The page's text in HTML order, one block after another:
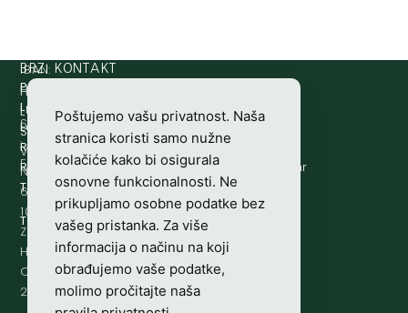
HRVATSKI
LOVAČKI
SAVEZ
Vladimira
Nazora
63
10000
Zagreb,
Hrvatska
OIB-
28817560444
IBAN:
HR8124020061100501497
SWIFT/BIC
:
ESBCHR22
BRZI KONTAKT
Prijava štete:
Lovne iskaznice:
rh.moc.slh
@acinzaksi
Lovno osposobljavanje:
rh.ude-slh
@ofni
Redakcija/ digitalni mediji:@aidem
Računovodstvo:
rh.moc.slh
@ovtsdovonucar
Tajništvo:
rh.sl
@slh
Telefon: +385 (0)1 48 34 560
Poštujemo vašu privatnost. Naša
stranica koristi samo nužne
kolačiće kako bi osigurala
osnovne funkcionalnosti. Ne
prikupljamo osobne podatke bez
vašeg pristanka. Za više
informacija o načinu na koji
obrađujemo vaše podatke,
molimo pročitajte naša